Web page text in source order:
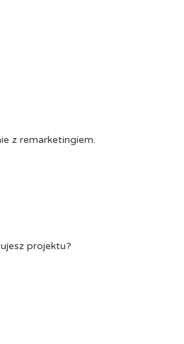
z remarketingiem.
projektu?